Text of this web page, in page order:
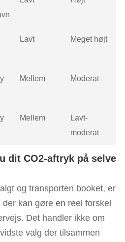
Lavt Meget højt
Mellem Moderat
Mellem
Lavt-
moderat
dit CO2-aftryk på selve
og transporten booket, er
kan gøre en reel forskel
Det handler ikke om
valg der tilsammen